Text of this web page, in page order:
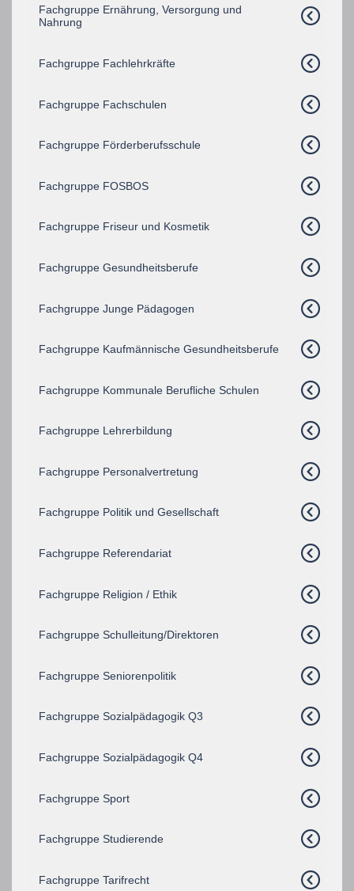
Fachgruppe Ernährung, Versorgung und
Nahrung
Fachgruppe Fachlehrkräfte
Fachgruppe Fachschulen
Fachgruppe Förderberufsschule
Fachgruppe FOSBOS
Fachgruppe Friseur und Kosmetik
Fachgruppe Gesundheitsberufe
Fachgruppe Junge Pädagogen
Fachgruppe Kaufmännische Gesundheitsberufe
Fachgruppe Kommunale Berufliche Schulen
Fachgruppe Lehrerbildung
Fachgruppe Personalvertretung
Fachgruppe Politik und Gesellschaft
Fachgruppe Referendariat
Fachgruppe Religion / Ethik
Fachgruppe Schulleitung/Direktoren
Fachgruppe Seniorenpolitik
Fachgruppe Sozialpädagogik Q3
Fachgruppe Sozialpädagogik Q4
Fachgruppe Sport
Fachgruppe Studierende
Fachgruppe Tarifrecht